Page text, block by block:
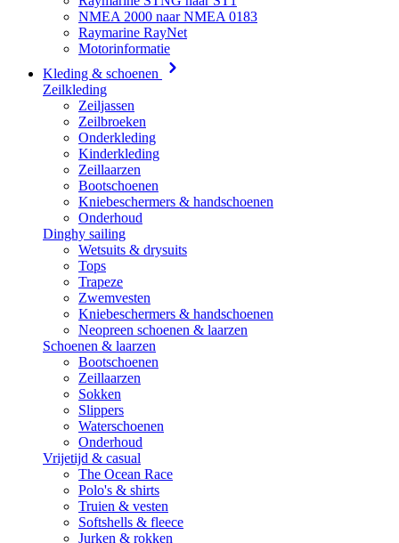
NMEA 2000 naar NMEA 0183
Raymarine RayNet
Motorinformatie
Kleding & schoenen
Zeilkleding
Zeiljassen
Zeilbroeken
Onderkleding
Kinderkleding
Zeillaarzen
Bootschoenen
Kniebeschermers & handschoenen
Onderhoud
Dinghy sailing
Wetsuits & drysuits
Tops
Trapeze
Zwemvesten
Kniebeschermers & handschoenen
Neopreen schoenen & laarzen
Schoenen & laarzen
Bootschoenen
Zeillaarzen
Sokken
Slippers
Waterschoenen
Onderhoud
Vrijetijd & casual
The Ocean Race
Polo's & shirts
Truien & vesten
Softshells & fleece
Jurken & rokken